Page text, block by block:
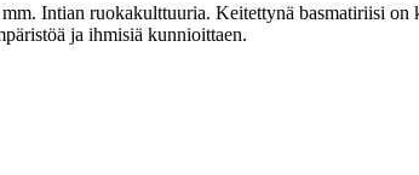
Intian ruokakulttuuria. Keitettynä basmatiriisi
ja ihmisiä kunnioittaen.